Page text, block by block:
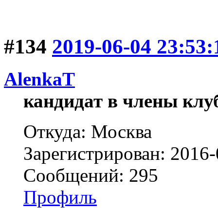
#134 2019-06-04
AlenkaT
кандидат в члены
Откуда: Москва
Зарегистрирован:
Сообщений: 295
Профиль